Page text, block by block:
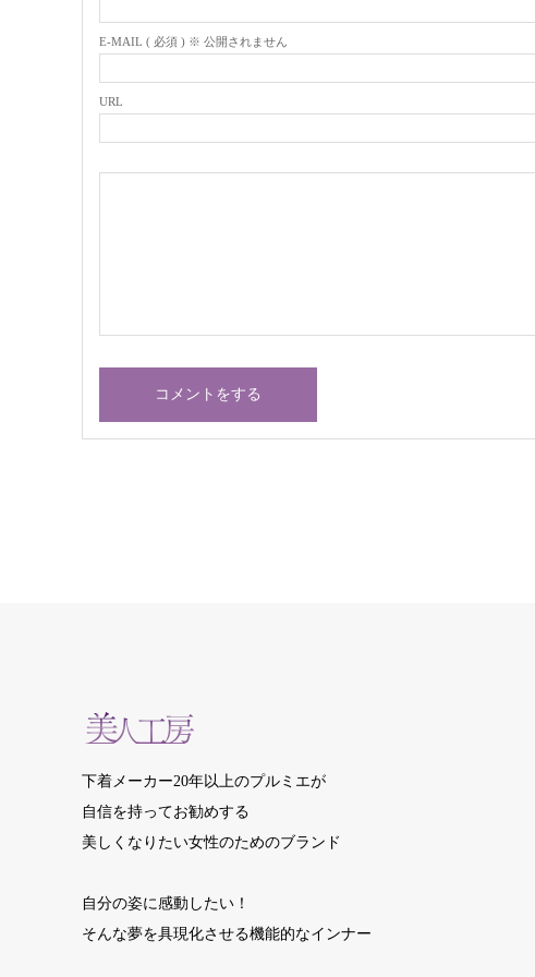
E-MAIL ( 必須 ) ※ 公開されません
URL
下着メーカー20年以上のプルミエが
自信を持ってお勧めする
美しくなりたい女性のためのブランド
自分の姿に感動したい！
そんな夢を具現化させる機能的なインナー